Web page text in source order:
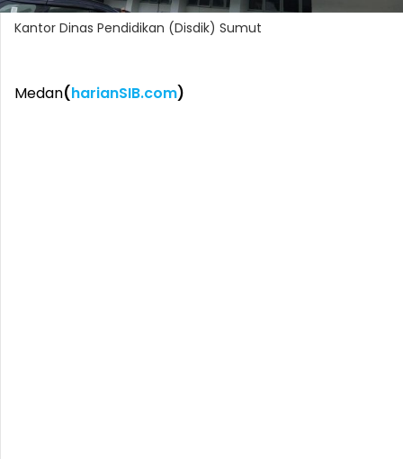
Kantor Dinas Pendidikan (Disdik) Sumut
Medan(harianSIB.com)